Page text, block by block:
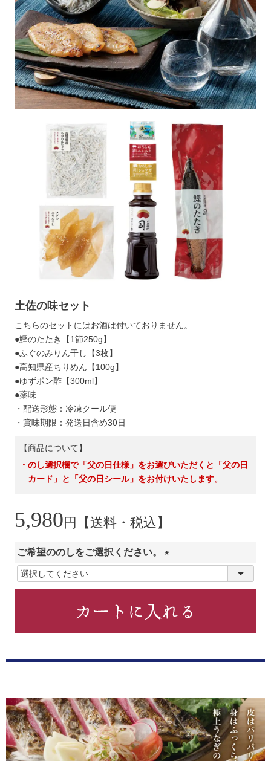
土佐の味セット
こちらのセットにはお酒は付いておりません。
●鰹のたたき【1節250g】
●ふぐのみりん干し【3枚】
●高知県産ちりめん【100g】
●ゆずポン酢【300ml】
●薬味
・配送形態：冷凍クール便
・賞味期限：発送日含め30日
【商品について】
・のし選択欄で「父の日仕様」をお選びいただくと「父の日
カード」と「父の日シール」をお付けいたします。
5,980 円【送料・税込】
ご希望ののしをご選択ください。
)